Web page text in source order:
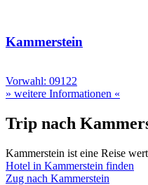
Kammerstein
Vorwahl: 09122
» weitere Informationen «
Trip nach
Kammerstein ist eine Reise
Hotel in Kammerstein finden
Zug nach Kammerstein